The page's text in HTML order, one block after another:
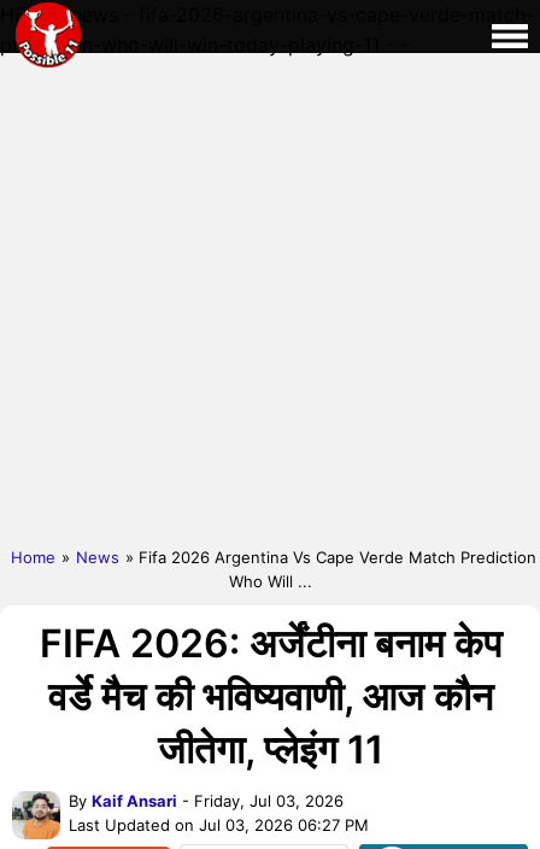
HERE - news - fifa-2026-argentina-vs-cape-verde-match-
prediction-who-will-win-today-playing-11 - -
Home » News » Fifa 2026 Argentina Vs Cape Verde Match Prediction
Who Will ...
FIFA 2026: अर्जेंटीना बनाम केप
वर्डे मैच की भविष्यवाणी, आज कौन
जीतेगा, प्लेइंग 11
By Kaif Ansari - Friday, Jul 03, 2026
Last Updated on Jul 03, 2026 06:27 PM